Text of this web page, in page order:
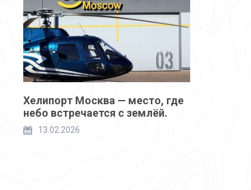
Хелипорт Москва — место, где
небо встречается с землёй.
13.02.2026